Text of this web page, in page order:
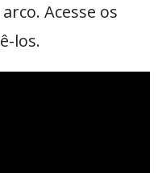
Acesse os
los.